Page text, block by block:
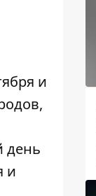
и
день
и